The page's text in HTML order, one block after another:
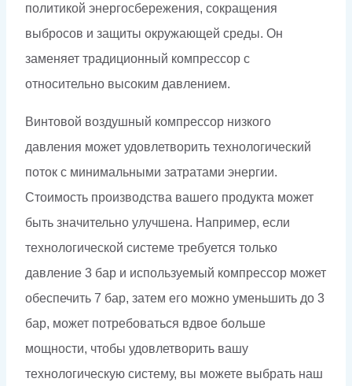
политикой энергосбережения, сокращения
выбросов и защиты окружающей среды. Он
заменяет традиционный компрессор с
относительно высоким давлением.
Винтовой воздушный компрессор низкого
давления может удовлетворить технологический
поток с минимальными затратами энергии.
Стоимость производства вашего продукта может
быть значительно улучшена. Например, если
технологической системе требуется только
давление 3 бар и используемый компрессор может
обеспечить 7 бар, затем его можно уменьшить до 3
бар, может потребоваться вдвое больше
мощности, чтобы удовлетворить вашу
технологическую систему, вы можете выбрать наш